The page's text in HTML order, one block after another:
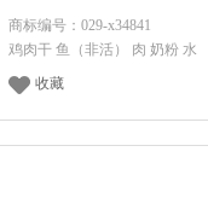
商标编号：029-x34841
鸡肉干 鱼（非活） 肉 奶粉 水
收藏